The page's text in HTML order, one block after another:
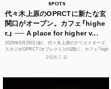
SPOTS
代々木上原のOPRCTに新たな玄
関口がオープン。カフェ「highe
r.」 ── A place for higher v...
2026年6月26日（金）、代々木上原のクリエイターズ
スタジオOPRCT（オプレクト）の1階に、カフェ「high
er.」（ハイアー）がグランドオープンし...
2026.7.11